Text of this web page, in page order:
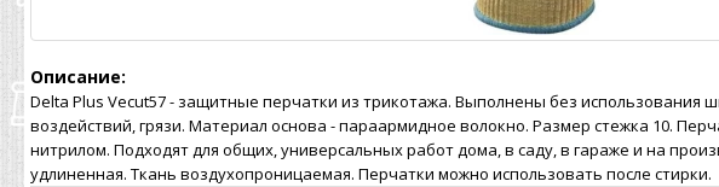
Описание:
Delta Plus Vecut57 - защитные перчатки из трикотажа. Выполнены без
воздействий, грязи. Материал основа - параармидное волокно. Размер стежка 10.
нитрилом. Подходят для общих, универсальных работ дома, в саду, в гараже и на
удлиненная. Ткань воздухопроницаемая. Перчатки можно использовать после стирки.